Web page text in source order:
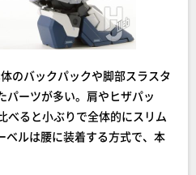
のバックパックや脚部スラスタ
パーツが多い。肩やヒザパッ
べると小ぶりで全体的にスリム
ベルは腰に装着する方式で、本